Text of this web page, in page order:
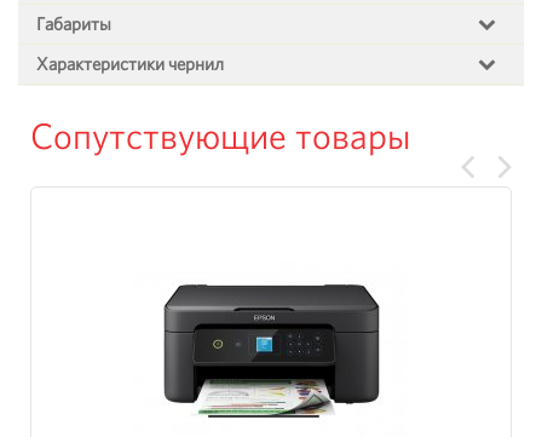
Габариты
Характеристики чернил
Сопутствующие товары